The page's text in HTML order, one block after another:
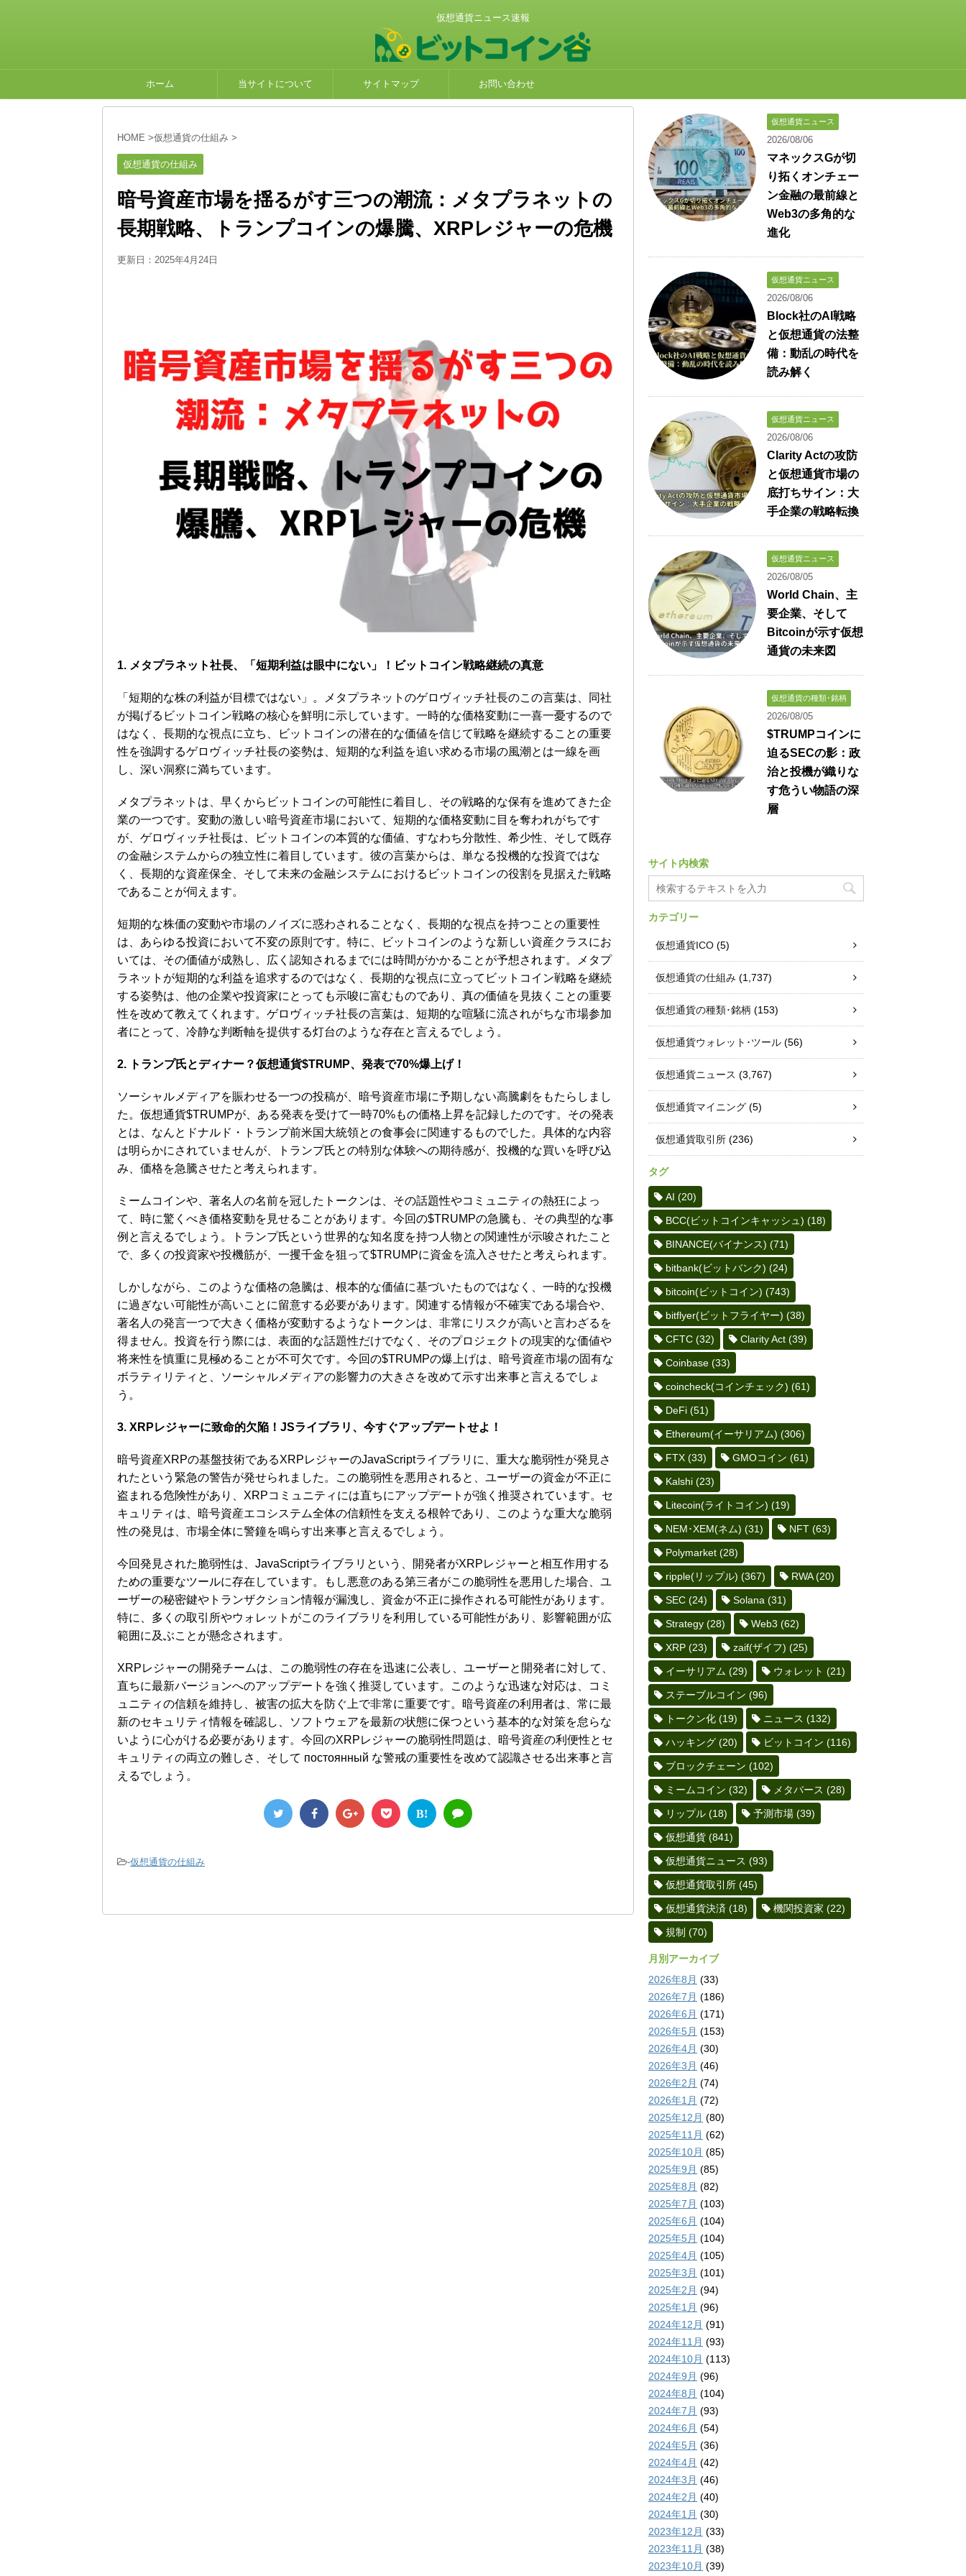
仮想通貨ニュース速報
ホーム 当サイトについて サイトマップ お問い合わせ
HOME >仮想通貨の仕組み >
仮想通貨の仕組み
暗号資産市場を揺るがす三つの潮流：メタプラネットの
長期戦略、トランプコインの爆騰、XRPレジャーの危機
更新日： 2025年4月24日
1. メタプラネット社長、「短期利益は眼中にない」！ビットコイン戦略継続の真意
「短期的な株の利益が目標ではない」。メタプラネットのゲロヴィッチ社長のこの言葉は、同社
が掲げるビットコイン戦略の核心を鮮明に示しています。一時的な価格変動に一喜一憂するので
はなく、長期的な視点に立ち、ビットコインの潜在的な価値を信じて戦略を継続することの重要
性を強調するゲロヴィッチ社長の姿勢は、短期的な利益を追い求める市場の風潮とは一線を画
し、深い洞察に満ちています。
メタプラネットは、早くからビットコインの可能性に着目し、その戦略的な保有を進めてきた企
業の一つです。変動の激しい暗号資産市場において、短期的な価格変動に目を奪われがちです
が、ゲロヴィッチ社長は、ビットコインの本質的な価値、すなわち分散性、希少性、そして既存
の金融システムからの独立性に着目しています。彼の言葉からは、単なる投機的な投資ではな
く、長期的な資産保全、そして未来の金融システムにおけるビットコインの役割を見据えた戦略
であることが伺えます。
短期的な株価の変動や市場のノイズに惑わされることなく、長期的な視点を持つことの重要性
は、あらゆる投資において不変の原則です。特に、ビットコインのような新しい資産クラスにお
いては、その価値が成熟し、広く認知されるまでには時間がかかることが予想されます。メタプ
ラネットが短期的な利益を追求するのではなく、長期的な視点に立ってビットコイン戦略を継続
する姿勢は、他の企業や投資家にとっても示唆に富むものであり、真の価値を見抜くことの重要
性を改めて教えてくれます。ゲロヴィッチ社長の言葉は、短期的な喧騒に流されがちな市場参加
者にとって、冷静な判断軸を提供する灯台のような存在と言えるでしょう。
2. トランプ氏とディナー？仮想通貨$TRUMP、発表で70%爆上げ！
ソーシャルメディアを賑わせる一つの投稿が、暗号資産市場に予期しない高騰劇をもたらしまし
た。仮想通貨$TRUMPが、ある発表を受けて一時70%もの価格上昇を記録したのです。その発表
とは、なんとドナルド・トランプ前米国大統領との食事会に関連するものでした。具体的な内容
は明らかにされていませんが、トランプ氏との特別な体験への期待感が、投機的な買いを呼び込
み、価格を急騰させたと考えられます。
ミームコインや、著名人の名前を冠したトークンは、その話題性やコミュニティの熱狂によっ
て、時に驚くべき価格変動を見せることがあります。今回の$TRUMPの急騰も、その典型的な事
例と言えるでしょう。トランプ氏という世界的な知名度を持つ人物との関連性が示唆されたこと
で、多くの投資家や投機筋が、一攫千金を狙って$TRUMPに資金を流入させたと考えられます。
しかしながら、このような価格の急騰は、根本的な価値に基づいたものではなく、一時的な投機
に過ぎない可能性が高いことに留意する必要があります。関連する情報が不確実である場合や、
著名人の発言一つで大きく価格が変動するようなトークンは、非常にリスクが高いと言わざるを
得ません。投資を行う際には、表面的な話題性だけでなく、そのプロジェクトの現実的な価値や
将来性を慎重に見極めることが不可欠です。今回の$TRUMPの爆上げは、暗号資産市場の固有な
ボラティリティと、ソーシャルメディアの影響力の大きさを改めて示す出来事と言えるでしょ
う。
3. XRPレジャーに致命的欠陥！JSライブラリ、今すぐアップデートせよ！
暗号資産XRPの基盤技術であるXRPレジャーのJavaScriptライブラリに、重大な脆弱性が発見さ
れたという緊急の警告が発せられました。この脆弱性を悪用されると、ユーザーの資金が不正に
盗まれる危険性があり、XRPコミュニティには直ちにアップデートが強く推奨されています。セ
キュリティは、暗号資産エコシステム全体の信頼性を支える根幹であり、このような重大な脆弱
性の発見は、市場全体に警鐘を鳴らす出来事と言えるでしょう。
今回発見された脆弱性は、JavaScriptライブラリという、開発者がXRPレジャーと相互作用する
ための重要なツールに存在しています。もし悪意のある第三者がこの脆弱性を悪用した場合、ユ
ーザーの秘密鍵やトランザクション情報が漏洩し、資金が不正に操作される可能性があります。
特に、多くの取引所やウォレットがこのライブラリを利用している可能性があり、影響範囲が広
範囲に及ぶことが懸念されます。
XRPレジャーの開発チームは、この脆弱性の存在を迅速に公表し、ユーザーと開発者に対して、
直ちに最新バージョンへのアップデートを強く推奨しています。このような迅速な対応は、コミ
ュニティの信頼を維持し、被害の拡大を防ぐ上で非常に重要です。暗号資産の利用者は、常に最
新のセキュリティ情報を確認し、ソフトウェアを最新の状態に保つという基本的な対策を怠らな
いように心がける必要があります。今回のXRPレジャーの脆弱性問題は、暗号資産の利便性とセ
キュリティの両立の難しさ、そして постоянный な警戒の重要性を改めて認識させる出来事と言
えるでしょう。
B!
-仮想通貨の仕組み
仮想通貨ニュース
2026/08/06
マネックスGが切
り拓くオンチェー
ン金融の最前線と
Web3の多角的な
進化
仮想通貨ニュース
2026/08/06
Block社のAI戦略
と仮想通貨の法整
備：動乱の時代を
読み解く
仮想通貨ニュース
2026/08/06
Clarity Actの攻防
と仮想通貨市場の
底打ちサイン：大
手企業の戦略転換
仮想通貨ニュース
2026/08/05
World Chain、主
要企業、そして
Bitcoinが示す仮想
通貨の未来図
仮想通貨の種類･銘柄
2026/08/05
$TRUMPコインに
迫るSECの影：政
治と投機が織りな
す危うい物語の深
層
サイト内検索
カテゴリー
仮想通貨ICO (5)
仮想通貨の仕組み (1,737)
仮想通貨の種類･銘柄 (153)
仮想通貨ウォレット･ツール (56)
仮想通貨ニュース (3,767)
仮想通貨マイニング (5)
仮想通貨取引所 (236)
タグ
AI (20)
BCC(ビットコインキャッシュ) (18)
BINANCE(バイナンス) (71)
bitbank(ビットバンク) (24)
bitcoin(ビットコイン) (743)
bitflyer(ビットフライヤー) (38)
CFTC (32) Clarity Act (39)
Coinbase (33)
coincheck(コインチェック) (61)
DeFi (51)
Ethereum(イーサリアム) (306)
FTX (33) GMOコイン (61)
Kalshi (23)
Litecoin(ライトコイン) (19)
NEM･XEM(ネム) (31) NFT (63)
Polymarket (28)
ripple(リップル) (367) RWA(20)
SEC (24) Solana (31)
Strategy (28) Web3 (62)
XRP (23) zaif(ザイフ) (25)
イーサリアム (29) ウォレット (21)
ステーブルコイン (96)
トークン化 (19) ニュース (132)
ハッキング (20) ビットコイン (116)
ブロックチェーン (102)
ミームコイン (32) メタバース (28)
リップル (18) 予測市場 (39)
仮想通貨 (841)
仮想通貨ニュース (93)
仮想通貨取引所 (45)
仮想通貨決済 (18) 機関投資家 (22)
規制 (70)
月別アーカイブ
2026年8月 (33)
2026年7月 (186)
2026年6月 (171)
2026年5月 (153)
2026年4月 (30)
2026年3月 (46)
2026年2月 (74)
2026年1月 (72)
2025年12月 (80)
2025年11月 (62)
2025年10月 (85)
2025年9月 (85)
2025年8月 (82)
2025年7月 (103)
2025年6月 (104)
2025年5月 (104)
2025年4月 (105)
2025年3月 (101)
2025年2月 (94)
2025年1月 (96)
2024年12月 (91)
2024年11月 (93)
2024年10月 (113)
2024年9月 (96)
2024年8月 (104)
2024年7月 (93)
2024年6月 (54)
2024年5月 (36)
2024年4月 (42)
2024年3月 (46)
2024年2月 (40)
2024年1月 (30)
2023年12月 (33)
2023年11月 (38)
2023年10月 (39)